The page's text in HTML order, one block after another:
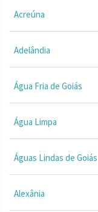
Acreúna
Adelândia
Água Fria de Goiás
Água Limpa
Águas Lindas de Goiás
Alexânia